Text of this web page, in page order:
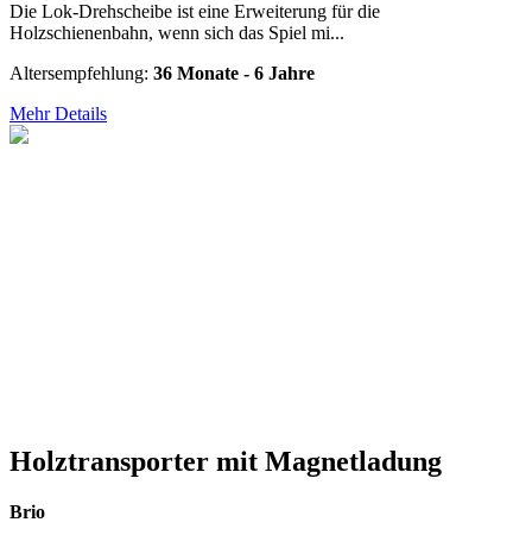
Die Lok-Drehscheibe ist eine Erweiterung für die
Holzschienenbahn, wenn sich das Spiel mi...
Altersempfehlung: 36 Monate - 6 Jahre
Mehr Details
Holztransporter mit Magnetladung
Brio